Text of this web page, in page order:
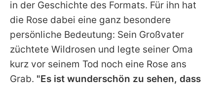
in der Geschichte des Formats. Für ihn hat
die Rose dabei eine ganz besondere
persönliche Bedeutung: Sein Großvater
züchtete Wildrosen und legte seiner Oma
kurz vor seinem Tod noch eine Rose ans
Grab. "Es ist wunderschön zu sehen, dass